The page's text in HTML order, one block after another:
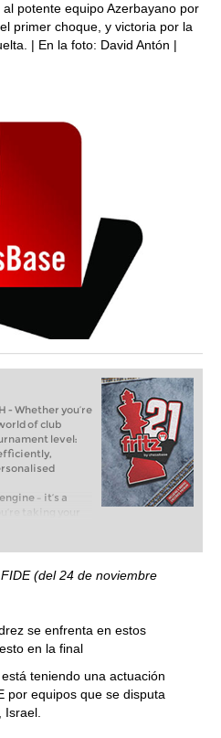
potente equipo Azerbayano por
primer choque, y victoria por la
| En la foto: David Antón |
- Whether you’re
of club
level:
– it’s a
taking your
or already
FRITZ, you can
and with a
ever before.
(del 24 de noviembre
se enfrenta en estos
en la final
teniendo una actuación
por equipos que se disputa